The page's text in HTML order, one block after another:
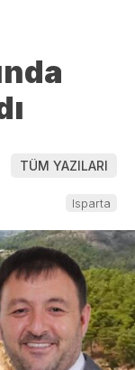
TÜM YAZILARI
Isparta